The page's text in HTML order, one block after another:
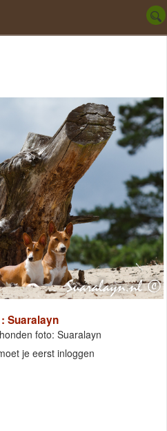
Suaralayn
foto: Suaralayn
je eerst inloggen